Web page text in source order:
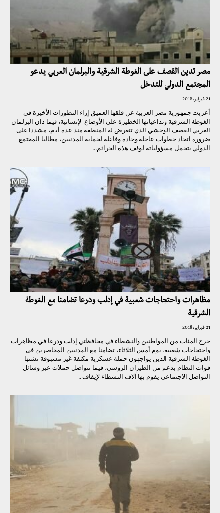
مصر تدين القصف على الغوطة الشرقية والبرلمان العربي يدعو
المجتمع الدولي للتدخل
21 فبراير، 2018
أعربت جمهورية مصر العربية عن قلقها العميق إزاء التطورات الأخيرة في
الغوطة الشرقية وتداعياتها الخطيرة على الأوضاع الإنسانية، فيما دان البرلمان
العربي القصف الوحشي الذي تتعرض له المنطقة منذ عدة أيام، مشددا على
ضرورة اتخاذ خطوات عاجلة وجادة وفاعلة لحماية المدنيين، مطالبا المجتمع
الدولي بتحمل مسؤولياته لوقف هذه الجرائم...
مظاهرات واحتجاجات شعبية في إدلب ودرعا تضامنا مع الغوطة
الشرقية
21 فبراير، 2018
خرج المئات من المواطنين والنشطاء في محافظتي إدلب ودرعا في مظاهرات
واحتجاجات شعبية، يوم أمس الثلاثاء، تضامنا مع المدنيين المحاصرين في
الغوطة الشرقية الذين يواجهون حملة عسكرية مكثفة غير مسبوقة تشنها
قوات النظام بدعم من الطيران الروسي، فيما تتواصل حملات عبر وسائل
التواصل الاجتماعي يقوم بها آلاف النشطاء لإيقاف...